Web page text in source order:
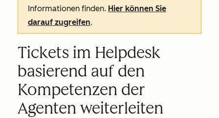
Informationen finden. Hier können Sie
darauf zugreifen.
Tickets im Helpdesk
basierend auf den
Kompetenzen der
Agenten weiterleiten